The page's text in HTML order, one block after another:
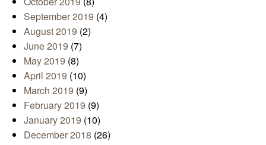
September 2019 (4)
August 2019 (2)
June 2019 (7)
May 2019 (8)
April 2019 (10)
March 2019 (9)
February 2019 (9)
January 2019 (10)
December 2018 (26)